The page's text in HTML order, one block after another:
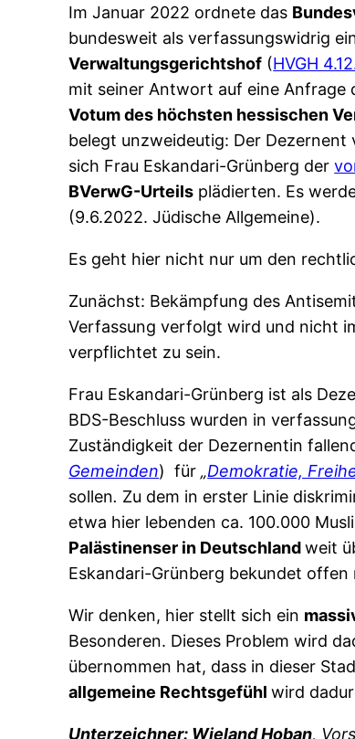
Im Januar 2022 ordnete das
bundesweit als verfassungswidrig
Verwaltungsgerichtshof (HVGH
mit seiner Antwort auf eine Anfrage
Votum des höchsten hessischen
belegt unzweideutig: Der
sich Frau Eskandari-Grünberg der
BVerwG-Urteils plädierten. Es
(9.6.2022. Jüdische Allgemeine).
Es geht hier nicht nur um den
Zunächst: Bekämpfung des
Verfassung verfolgt wird und nicht
verpflichtet zu sein.
Frau Eskandari-Grünberg ist als
BDS-Beschluss wurden in
Zuständigkeit der Dezernentin
Gemeinden) für„Demokratie,
sollen. Zu dem in erster Linie
etwa hier lebenden ca. 100.000
Palästinenser in Deutschlandweit
Eskandari-Grünberg bekundet
Wir denken, hier stellt sich ein
Besonderen. Dieses Problem wird
übernommen hat, dass in dieser
allgemeine Rechtsgefühlwird
Unterzeichner: Wieland Hoban,